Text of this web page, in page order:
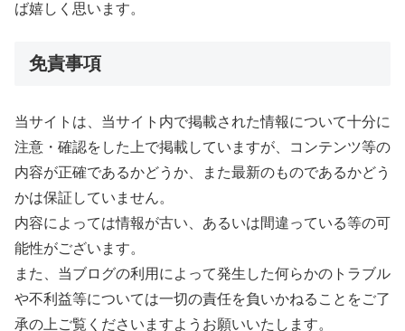
ば嬉しく思います。
免責事項
当サイトは、当サイト内で掲載された情報について十分に
注意・確認をした上で掲載していますが、コンテンツ等の
内容が正確であるかどうか、また最新のものであるかどう
かは保証していません。
内容によっては情報が古い、あるいは間違っている等の可
能性がございます。
また、当ブログの利用によって発生した何らかのトラブル
や不利益等については一切の責任を負いかねることをご了
承の上ご覧くださいますようお願いいたします。